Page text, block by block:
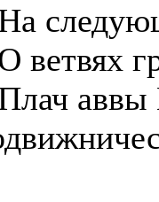
ветвях
аввы